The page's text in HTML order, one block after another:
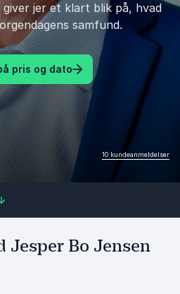
giver jer et klart blik på, hvad
samfund.
pris og dato
10 kundeanmeldelser
Jesper Bo Jensen